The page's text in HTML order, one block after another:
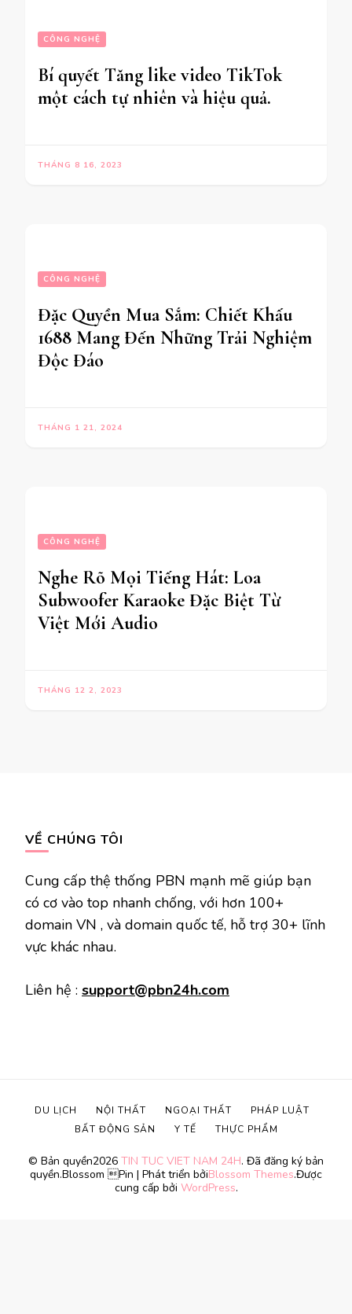
CÔNG NGHỆ
Bí quyết Tăng like video TikTok
một cách tự nhiên và hiệu quả.
THÁNG 8 16, 2023
CÔNG NGHỆ
Đặc Quyền Mua Sắm: Chiết Khấu
1688 Mang Đến Những Trải Nghiệm
Độc Đáo
THÁNG 1 21, 2024
CÔNG NGHỆ
Nghe Rõ Mọi Tiếng Hát: Loa
Subwoofer Karaoke Đặc Biệt Từ
Việt Mới Audio
THÁNG 12 2, 2023
VỀ CHÚNG TÔI
Cung cấp thệ thống PBN mạnh mẽ giúp bạn
có cơ vào top nhanh chống, với hơn 100+
domain VN , và domain quốc tế, hỗ trợ 30+ lĩnh
vực khác nhau.
Liên hệ : support@pbn24h.com
© Bản quyền2026 TIN TUC VIET NAM 24H. Đã đăng ký bản
quyền.Blossom Pin | Phát triển bởiBlossom Themes.Được
cung cấp bởi WordPress.
DU LỊCH NỘI THẤT NGOẠI THẤT
PHÁP LUẬT
BẤT ĐỘNG SẢN
Y TẾ THỰC PHẨM